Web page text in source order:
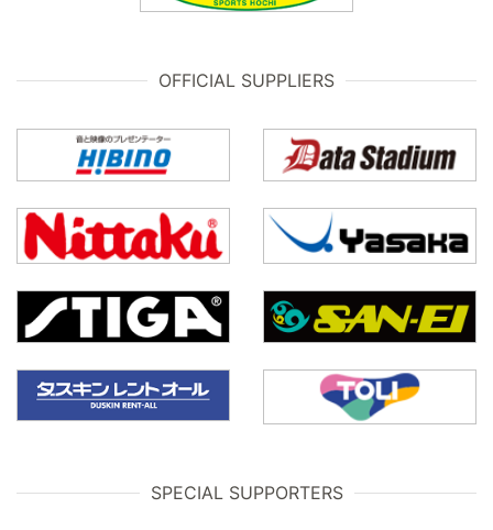
OFFICIAL SUPPLIERS
SPECIAL SUPPORTERS